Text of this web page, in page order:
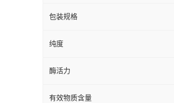
包装规格
纯度
酶活力
有效物质含量